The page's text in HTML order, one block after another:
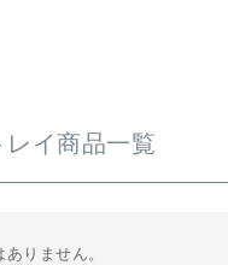
レイ商品一覧
りません。